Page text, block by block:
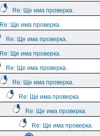
Re: Ще има проверка.
Re: Ще има проверка.
Re: Ще има проверка.
Re: Ще има проверка.
Re: Ще има проверка.
Re: Ще има проверка.
Re: Ще има проверка.
Re: Ще има проверка.
Re: Ще има проверка.